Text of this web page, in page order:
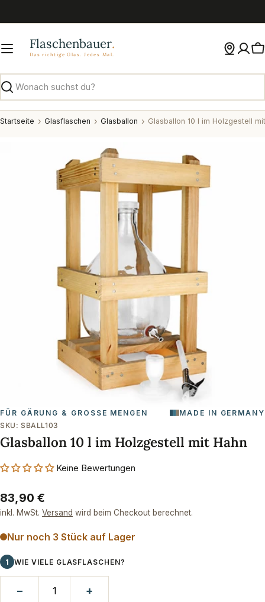
Inhalt
Suchen
Startseite Glasflaschen Glasballon
Sie das Medium 0 im Modalformat
FÜR GÄRUNG & GROSSE MENGEN
MADE IN GERMANY
SKU: SBALL103
Glasballon 10 l im Holzgestell mit Hahn
Keine Bewertungen
Regulärer
Preis
83,90 €
inkl. MwSt. Versand wird beim Checkout berechnet.
Nur noch 3 Stück auf Lager
1 WIE VIELE GLASFLASCHEN?
− +